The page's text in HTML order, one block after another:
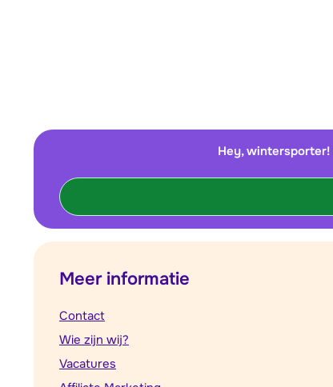
Hey, wintersporter!
Meer informatie
Contact
Wie zijn wij?
Vacatures